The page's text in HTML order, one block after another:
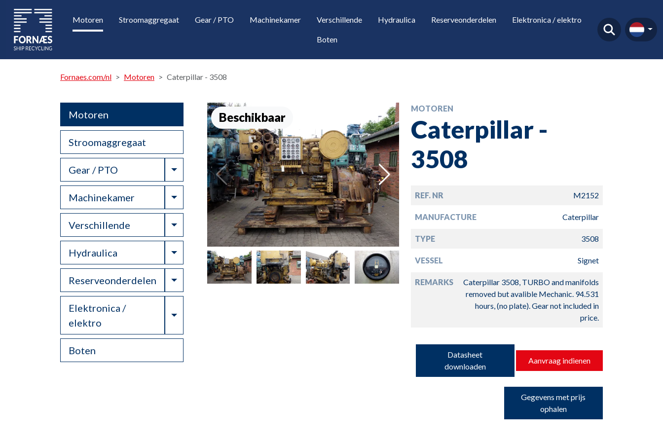
Motoren Stroomaggregaat Gear / PTO Machinekamer Verschillende Hydraulica Reserveonderdelen Elektronica / elektro
Boten
Fornaes.com/nl Motoren Caterpillar - 3508
Motoren
Stroomaggregaat
Gear / PTO Toggle Dropdown
Machinekamer Toggle Dropdown
Verschillende Toggle Dropdown
Hydraulica Toggle Dropdown
Reserveonderdelen Toggle Dropdown
Elektronica /
elektro
Toggle Dropdown
Boten
Beschikbaar
MOTOREN
Caterpillar -
3508
REF. NR M2152
MANUFACTURE Caterpillar
TYPE 3508
VESSEL Signet
REMARKS
Caterpillar 3508, TURBO and manifolds
removed but avalible Mechanic. 94.531
hours, (no plate). Gear not included in
price.
Datasheet
downloaden
Aanvraag indienen
Gegevens met prijs
ophalen